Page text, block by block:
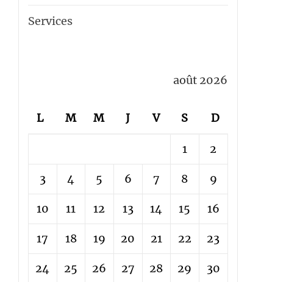
Services
août 2026
L M M J V S D
1 2
3 4 5 6 7 8 9
10 11 12 13 14 15 16
17 18 19 20 21 22 23
24 25 26 27 28 29 30